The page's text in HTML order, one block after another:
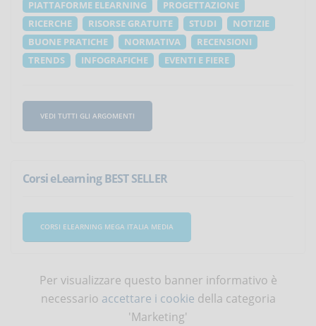
PIATTAFORME ELEARNING
PROGETTAZIONE
RICERCHE
RISORSE GRATUITE STUDI
NOTIZIE
BUONE PRATICHE
NORMATIVA
RECENSIONI
TRENDS
INFOGRAFICHE EVENTI E FIERE
VEDI TUTTI GLI ARGOMENTI
Corsi eLearning BEST SELLER
CORSI ELEARNING MEGA ITALIA MEDIA
Per visualizzare questo banner informativo è
necessario accettare i cookie della categoria
'Marketing'